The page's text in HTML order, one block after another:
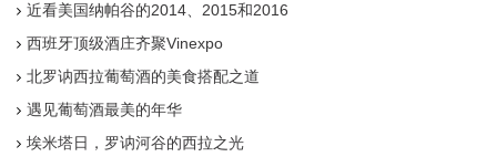
近看美国纳帕谷的2014、2015和2016
西班牙顶级酒庄齐聚Vinexpo
北罗讷西拉葡萄酒的美食搭配之道
遇见葡萄酒最美的年华
埃米塔日，罗讷河谷的西拉之光